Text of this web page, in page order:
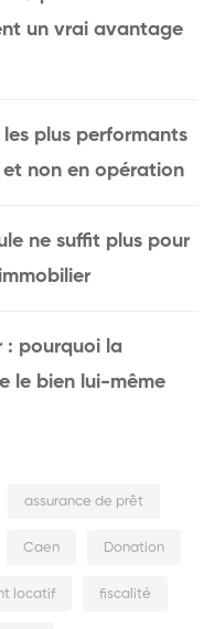
un vrai avantage
les plus performants
non en opération
ne suffit plus pour
: pourquoi la
le bien lui-même
assurance de prêt
Caen Donation
locatif fiscalité